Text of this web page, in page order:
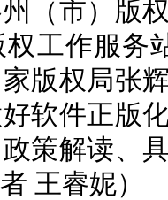
（市）版
工作服务
版权局张
软件正版
策解读、
王睿妮）